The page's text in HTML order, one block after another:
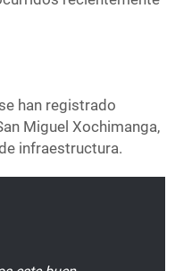
han registrado
Miguel Xochimanga,
infraestructura.